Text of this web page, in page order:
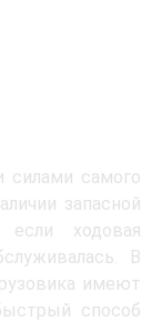
силами самого
запасной
если ходовая
В
имеют
способ